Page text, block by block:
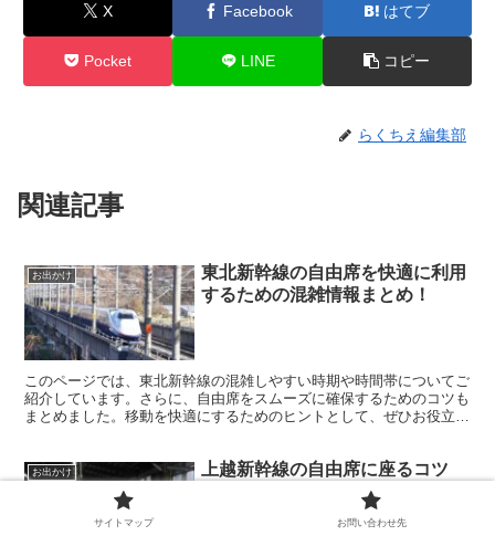
X Facebook はてブ
Pocket LINE コピー
らくちえ編集部
関連記事
お出かけ
東北新幹線の自由席を快適に利用
するための混雑情報まとめ！
このページでは、東北新幹線の混雑しやすい時期や時間帯についてご
紹介しています。さらに、自由席をスムーズに確保するためのコツも
まとめました。移動を快適にするためのヒントとして、ぜひお役立て
お出かけ
上越新幹線の自由席に座るコツ
は？混雑する日時や便利なサービ
サイトマップ お問い合わせ先